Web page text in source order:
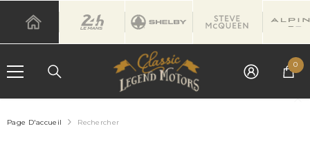
IGNORER ET PASSER AU CONTENU
00
Page D'accueil Rechercher